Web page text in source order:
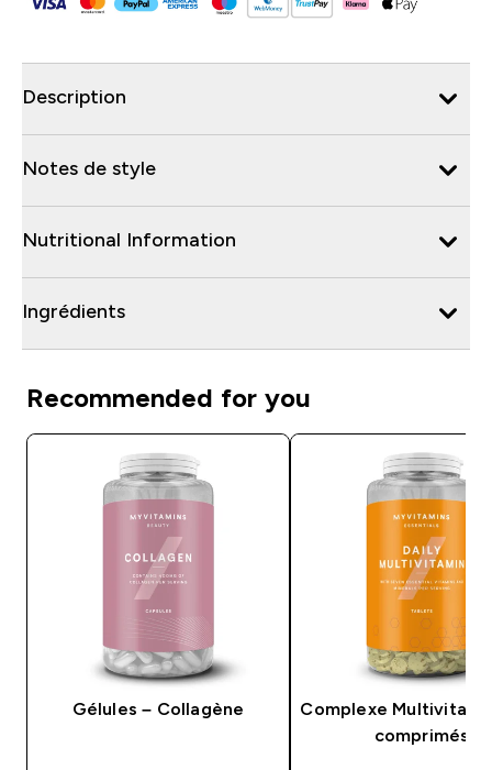
Description
Notes de style
Nutritional Information
Ingrédients
Recommended for you
Gélules – Collagène
Complexe
comprimés